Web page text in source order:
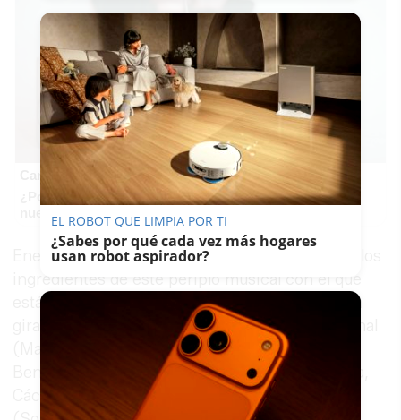
Canciones que marcan
¿Por qué recuerdas canciones viejas mejor que las
Energía, ilusión y largas horas de carretera son los
ingredientes de este periplo musical con el que
están recorriendo el país de punta a punta. Una
gira que incluye tanto el circuito de salas nacional
(Madrid, Valencia, Málaga, Albacete, Alicante,
Benavente, Bilbao, Santander, Donostia, Murcia,
Cáceres, etc...) como el circuito de festivales
EL ROBOT QUE LIMPIA POR TI
¿Sabes por qué cada vez más hogares
usan robot aspirador?